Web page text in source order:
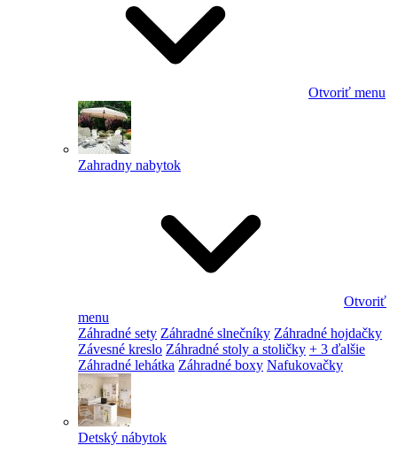
Otvoriť menu
Zahradny nabytok
Otvoriť
menu
Záhradné sety Záhradné slnečníky Záhradné hojdačky
Závesné kreslo Záhradné stoly a stoličky + 3 ďalšie
Záhradné lehátka Záhradné boxy Nafukovačky
Detský nábytok